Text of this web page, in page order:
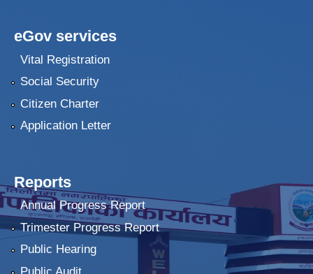
eGov services
Vital Registration
Social Security
Citizen Charter
Application Letter
Reports
Annual Progress Report
Trimester Progress Report
Public Hearing
Public Audit